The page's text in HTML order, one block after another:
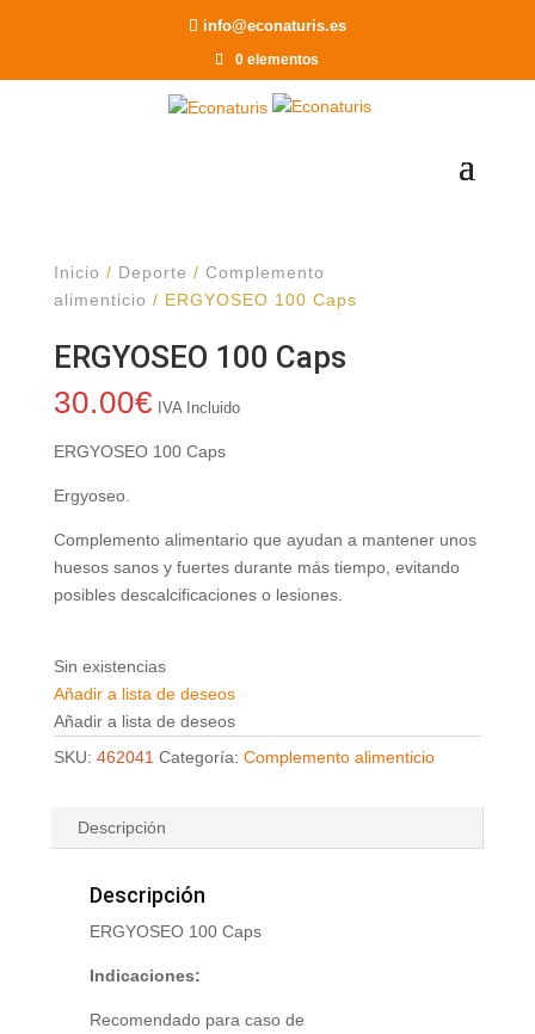
info@econaturis.es
0 elementos
Inicio / Deporte / Complemento
alimenticio / ERGYOSEO 100 Caps
ERGYOSEO 100 Caps
30.00€ IVA Incluido
ERGYOSEO 100 Caps
Ergyoseo.
Complemento alimentario que ayudan a mantener unos
huesos sanos y fuertes durante más tiempo, evitando
posibles descalcificaciones o lesiones.
Sin existencias
Añadir a lista de deseos
Añadir a lista de deseos
SKU: 462041 Categoría: Complemento alimenticio
Descripción
Descripción
ERGYOSEO 100 Caps
Indicaciones:
Recomendado para caso de